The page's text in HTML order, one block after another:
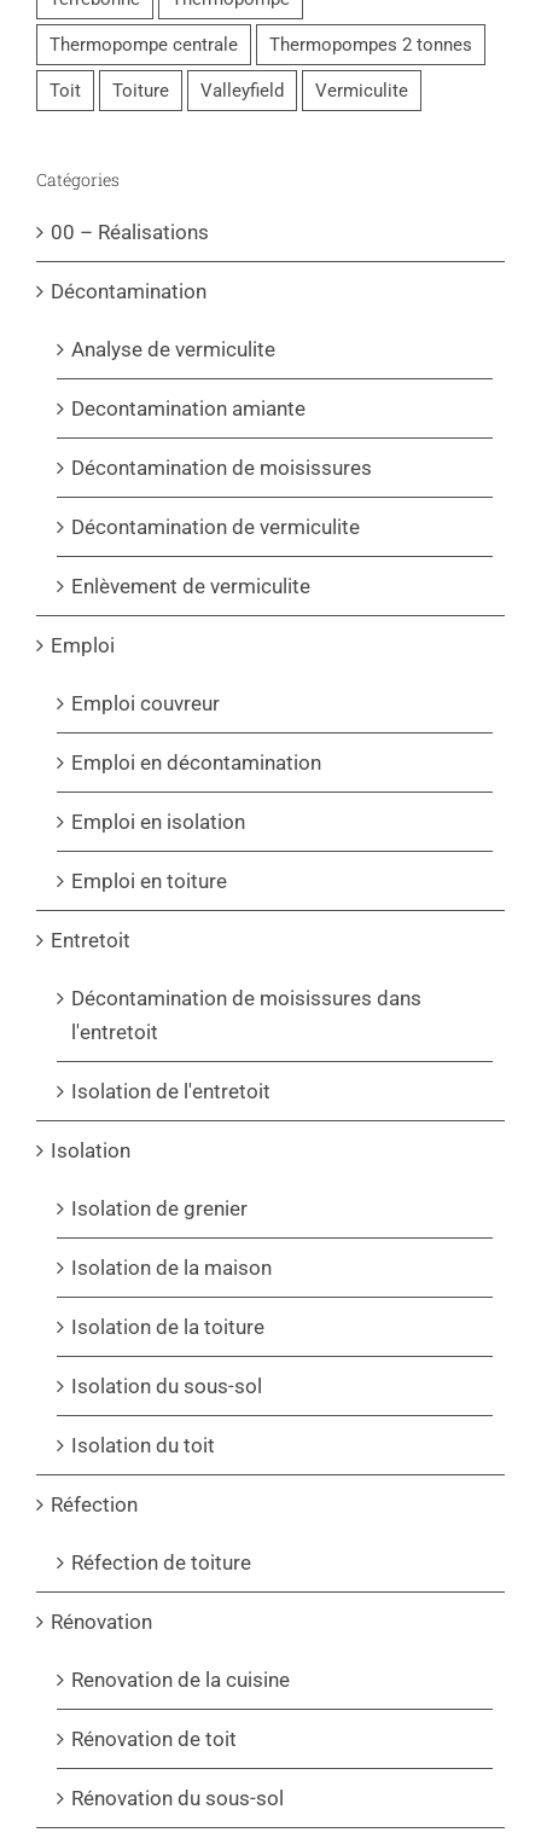
Thermopompe centrale Thermopompes 2 tonnes
Toit Toiture Valleyfield Vermiculite
Catégories
00 – Réalisations
Décontamination
Analyse de vermiculite
Decontamination amiante
Décontamination de moisissures
Décontamination de vermiculite
Enlèvement de vermiculite
Emploi
Emploi couvreur
Emploi en décontamination
Emploi en isolation
Emploi en toiture
Entretoit
Décontamination de moisissures dans
l'entretoit
Isolation de l'entretoit
Isolation
Isolation de grenier
Isolation de la maison
Isolation de la toiture
Isolation du sous-sol
Isolation du toit
Réfection
Réfection de toiture
Rénovation
Renovation de la cuisine
Rénovation de toit
Rénovation du sous-sol